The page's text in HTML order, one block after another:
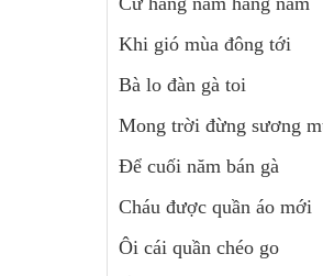
Đồng giá khóa học 499K -
Khai giảng các khóa lớp 9
Khi gió mùa đông tới
Bà lo đàn gà toi
Mong trời đừng sương
Để cuối năm bán gà
Cháu được quần áo mới
Ôi cái quần chéo go